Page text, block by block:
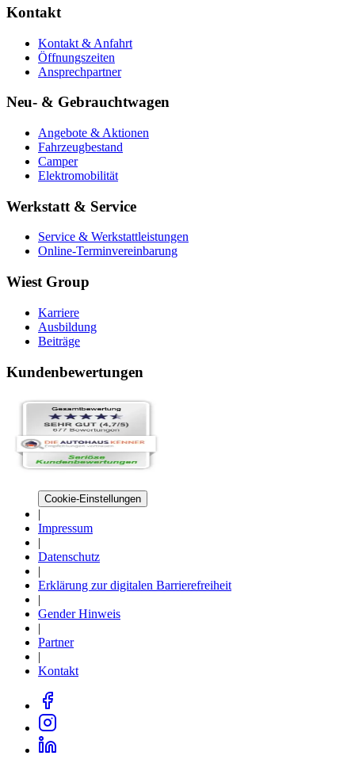
Kontakt
Kontakt & Anfahrt
Öffnungszeiten
Ansprechpartner
Neu- & Gebrauchtwagen
Angebote & Aktionen
Fahrzeugbestand
Camper
Elektromobilität
Werkstatt & Service
Service & Werkstattleistungen
Online-Terminvereinbarung
Wiest Group
Karriere
Ausbildung
Beiträge
Kundenbewertungen
Cookie-Einstellungen
|
Impressum
|
Datenschutz
|
Erklärung zur digitalen Barrierefreiheit
|
Gender Hinweis
|
Partner
|
Kontakt